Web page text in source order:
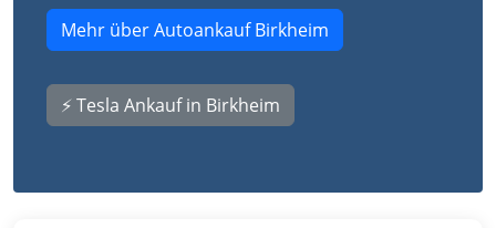
Mehr über Autoankauf Birkheim
⚡ Tesla Ankauf in Birkheim